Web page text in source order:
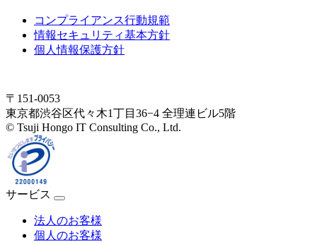
コンプライアンス行動規範
情報セキュリティ基本方針
個人情報保護方針
〒151-0053
東京都渋谷区代々木1丁目36−4 全理連ビル5階
© Tsuji Hongo IT Consulting Co., Ltd.
サービス
法人のお客様
個人のお客様